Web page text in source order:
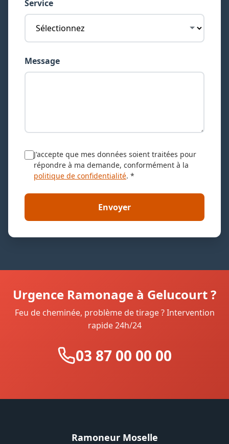
Service
Message
J'accepte que mes données soient traitées pour
répondre à ma demande, conformément à la
politique de confidentialité. *
Envoyer
Urgence Ramonage à Gelucourt ?
Feu de cheminée, problème de tirage ? Intervention
rapide 24h/24
03 87 00 00 00
Ramoneur Moselle